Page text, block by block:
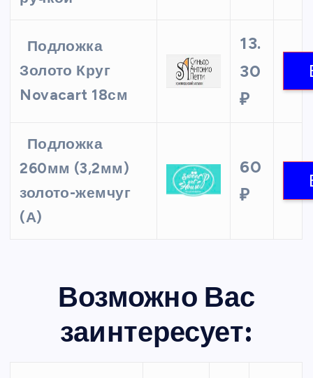
Подложка
Золото Круг
Novacart 18см
13.
30
₽
Подложка
260мм (3,2мм)
золото-жемчуг
(А)
60
₽
Возможно Вас
заинтересует: